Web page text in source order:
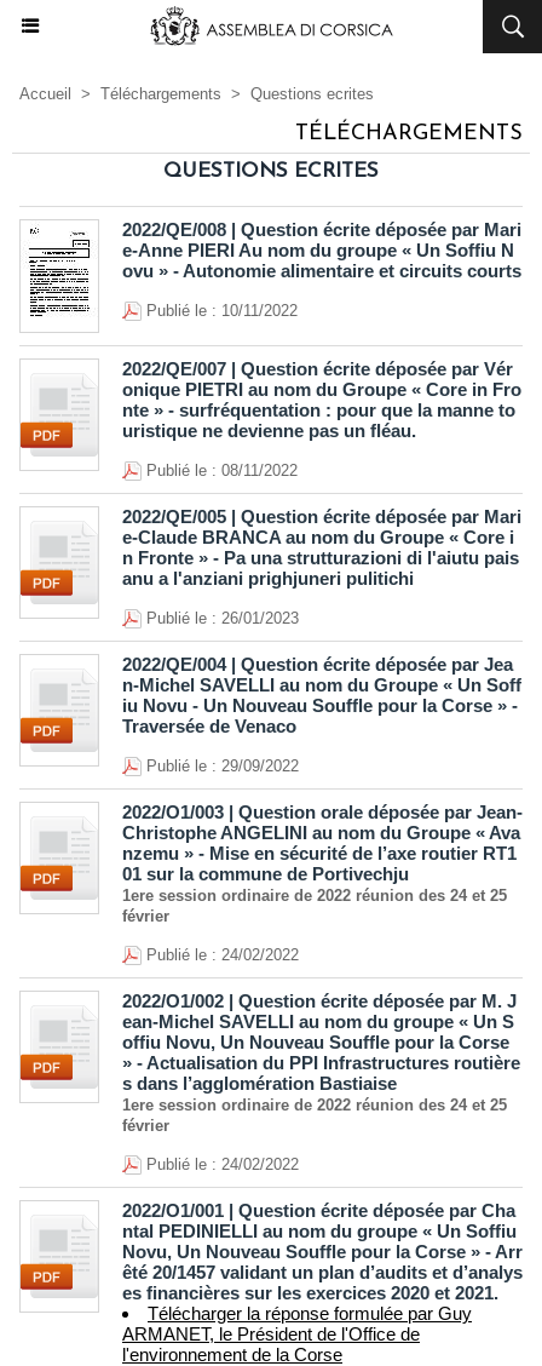
Accueil > Téléchargements > Questions ecrites
TÉLÉCHARGEMENTS
QUESTIONS ECRITES
2022/QE/008 | Question écrite déposée par Mari
e-Anne PIERI Au nom du groupe « Un Soffiu N
ovu » - Autonomie alimentaire et circuits courts
Publié le : 10/11/2022
2022/QE/007 | Question écrite déposée par Vér
onique PIETRI au nom du Groupe « Core in Fro
nte » - surfréquentation : pour que la manne to
uristique ne devienne pas un fléau.
Publié le : 08/11/2022
2022/QE/005 | Question écrite déposée par Mari
e-Claude BRANCA au nom du Groupe « Core i
n Fronte » - Pa una strutturazioni di l'aiutu pais
anu a l'anziani prighjuneri pulitichi
Publié le : 26/01/2023
2022/QE/004 | Question écrite déposée par Jea
n-Michel SAVELLI au nom du Groupe « Un Soff
iu Novu - Un Nouveau Souffle pour la Corse » -
Traversée de Venaco
Publié le : 29/09/2022
2022/O1/003 | Question orale déposée par Jean-
Christophe ANGELINI au nom du Groupe « Ava
nzemu » - Mise en sécurité de l’axe routier RT1
01 sur la commune de Portivechju
1ere session ordinaire de 2022 réunion des 24 et 25
février
Publié le : 24/02/2022
2022/O1/002 | Question écrite déposée par M. J
ean-Michel SAVELLI au nom du groupe « Un S
offiu Novu, Un Nouveau Souffle pour la Corse
» - Actualisation du PPI Infrastructures routière
s dans l’agglomération Bastiaise
1ere session ordinaire de 2022 réunion des 24 et 25
février
Publié le : 24/02/2022
2022/O1/001 | Question écrite déposée par Cha
ntal PEDINIELLI au nom du groupe « Un Soffiu
Novu, Un Nouveau Souffle pour la Corse » - Arr
êté 20/1457 validant un plan d’audits et d’analys
es financières sur les exercices 2020 et 2021.
Télécharger la réponse formulée par Guy
ARMANET, le Président de l'Office de
l'environnement de la Corse